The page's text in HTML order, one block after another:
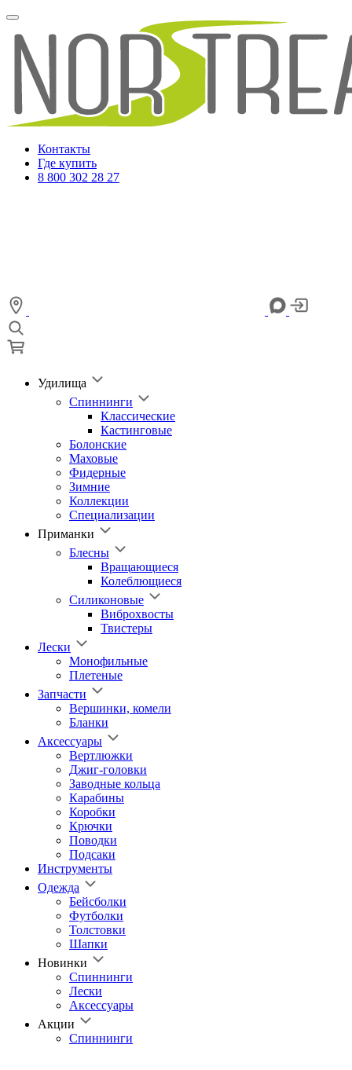
Контакты
Где купить
8 800 302 28 27
Удилища
Спиннинги
Классические
Кастинговые
Болонские
Маховые
Фидерные
Зимние
Коллекции
Специализации
Приманки
Блесны
Вращающиеся
Колеблющиеся
Силиконовые
Виброхвосты
Твистеры
Лески
Монофильные
Плетеные
Запчасти
Вершинки, комели
Бланки
Аксессуары
Вертлюжки
Джиг-головки
Заводные кольца
Карабины
Коробки
Крючки
Поводки
Подсаки
Инструменты
Одежда
Бейсболки
Футболки
Толстовки
Шапки
Новинки
Спиннинги
Лески
Аксессуары
Акции
Спиннинги